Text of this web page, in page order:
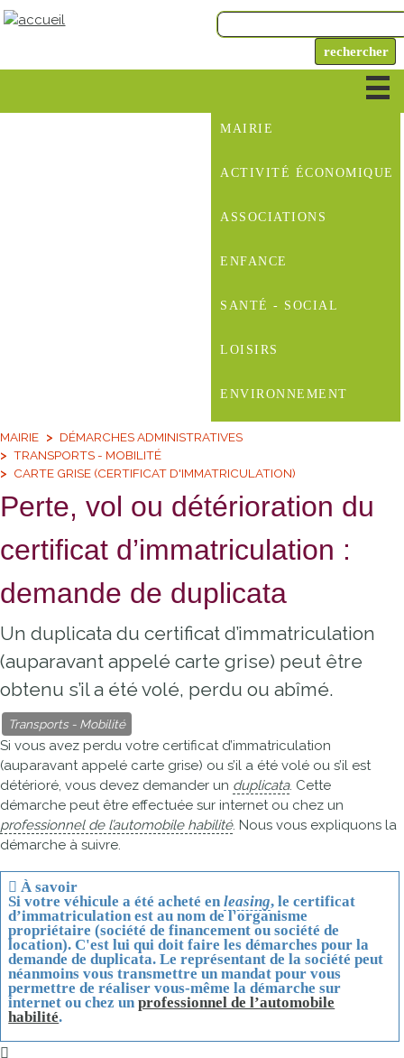
MAIRIE
ACTIVITÉ ÉCONOMIQUE
ASSOCIATIONS
ENFANCE
SANTÉ - SOCIAL
LOISIRS
ENVIRONNEMENT
MAIRIE
DÉMARCHES ADMINISTRATIVES
TRANSPORTS - MOBILITÉ
CARTE GRISE (CERTIFICAT D'IMMATRICULATION)
Perte, vol ou détérioration du
certificat d’immatriculation :
demande de duplicata
Un duplicata du certificat d’immatriculation
(auparavant appelé carte grise) peut être
obtenu s’il a été volé, perdu ou abîmé.
Transports - Mobilité
Si vous avez perdu votre certificat d’immatriculation
(auparavant appelé carte grise) ou s’il a été volé ou s’il est
détérioré, vous devez demander un duplicata. Cette
démarche peut être effectuée sur internet ou chez un
professionnel de l’automobile habilité. Nous vous expliquons la
démarche à suivre.
À savoir
Si votre véhicule a été acheté enleasing, le certificat
d’immatriculation est au nom de l'organisme
propriétaire (société de financement ou société de
location). C'est lui qui doit faire les démarches pour la
demande de duplicata. Le représentant de la société peut
néanmoins vous transmettre un mandat pour vous
permettre de réaliser vous-même la démarche sur
internet ou chez unprofessionnel de l’automobile
habilité.